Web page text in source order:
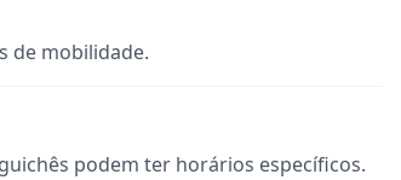
de mobilidade.
podem ter horários específicos.